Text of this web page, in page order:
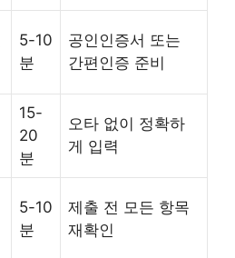
5-10
분
공인인증서 또는
간편인증 준비
15-
20
분
오타 없이 정확하
게 입력
5-10
분
제출 전 모든 항목
재확인